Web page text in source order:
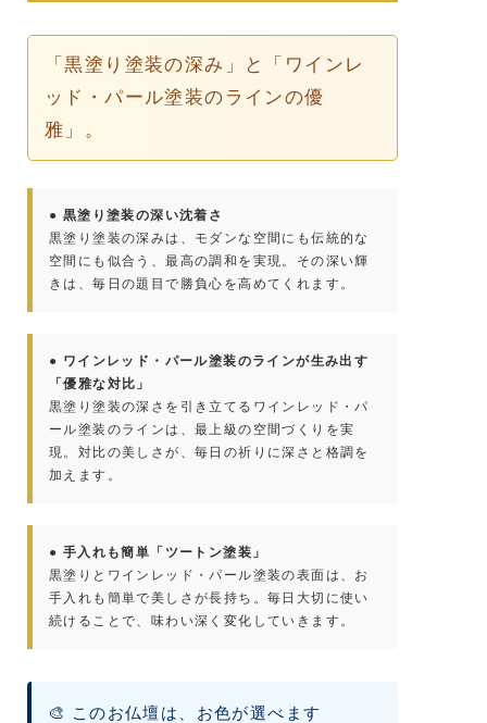
「黒塗り塗装の深み」と「ワインレ
ッド・パール塗装のラインの優
雅」。
● 黒塗り塗装の深い沈着さ
黒塗り塗装の深みは、モダンな空間にも伝統的な
空間にも似合う、最高の調和を実現。その深い輝
きは、毎日の題目で勝負心を高めてくれます。
● ワインレッド・パール塗装のラインが生み出す
「優雅な対比」
黒塗り塗装の深さを引き立てるワインレッド・パ
ール塗装のラインは、最上級の空間づくりを実
現。対比の美しさが、毎日の祈りに深さと格調を
加えます。
● 手入れも簡単「ツートン塗装」
黒塗りとワインレッド・パール塗装の表面は、お
手入れも簡単で美しさが長持ち。毎日大切に使い
続けることで、味わい深く変化していきます。
🎨 このお仏壇は、お色が選べます